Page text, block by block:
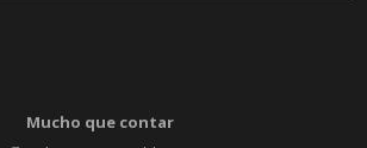
Mucho que contar